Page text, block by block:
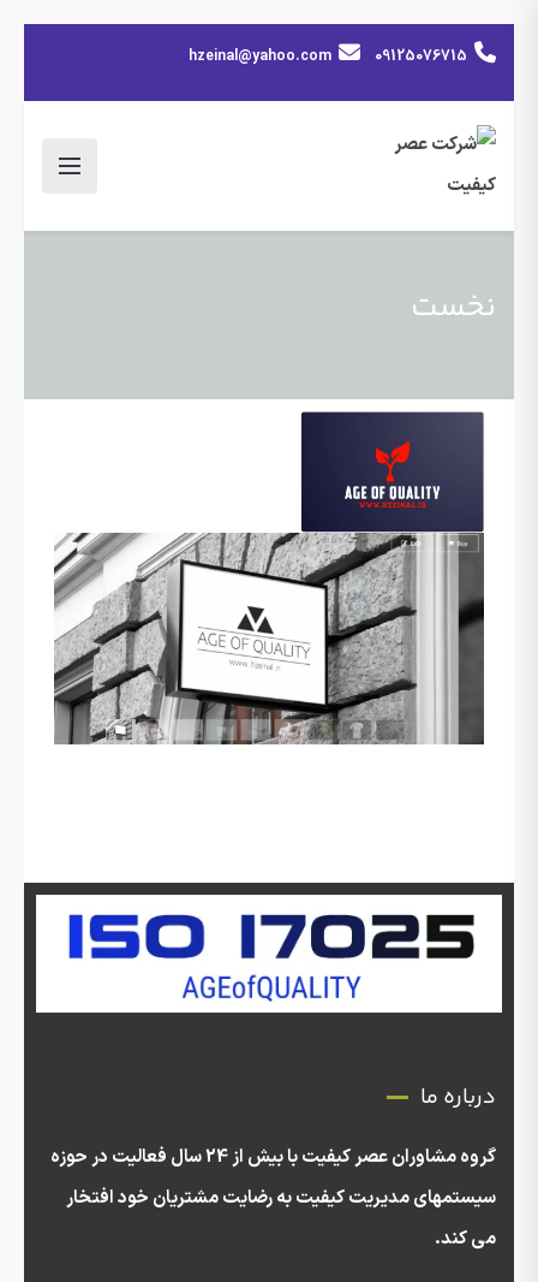
09125076715
hzeinal@yahoo.com
نخست
درباره ما
گروه مشاوران عصر کیفیت با بیش از 24 سال فعالیت در حوزه
سیستمهای مدیریت کیفیت به رضایت مشتریان خود افتخار
می کند.